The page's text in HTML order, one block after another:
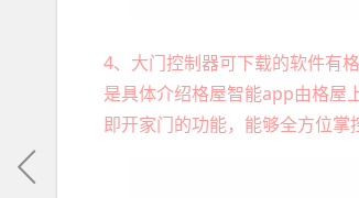
4、大门控制器可下载的软件有
是具体介绍格屋智能app由格屋
即开家门的功能，能够全方位掌